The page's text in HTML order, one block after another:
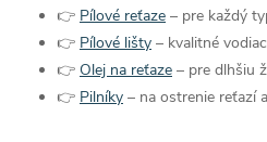
👉 Pílové reťaze – pre každý
👉 Pílové lišty – kvalitné
👉 Olej na reťaze – pre dlhšiu
👉 Pilníky – na ostrenie reťazí